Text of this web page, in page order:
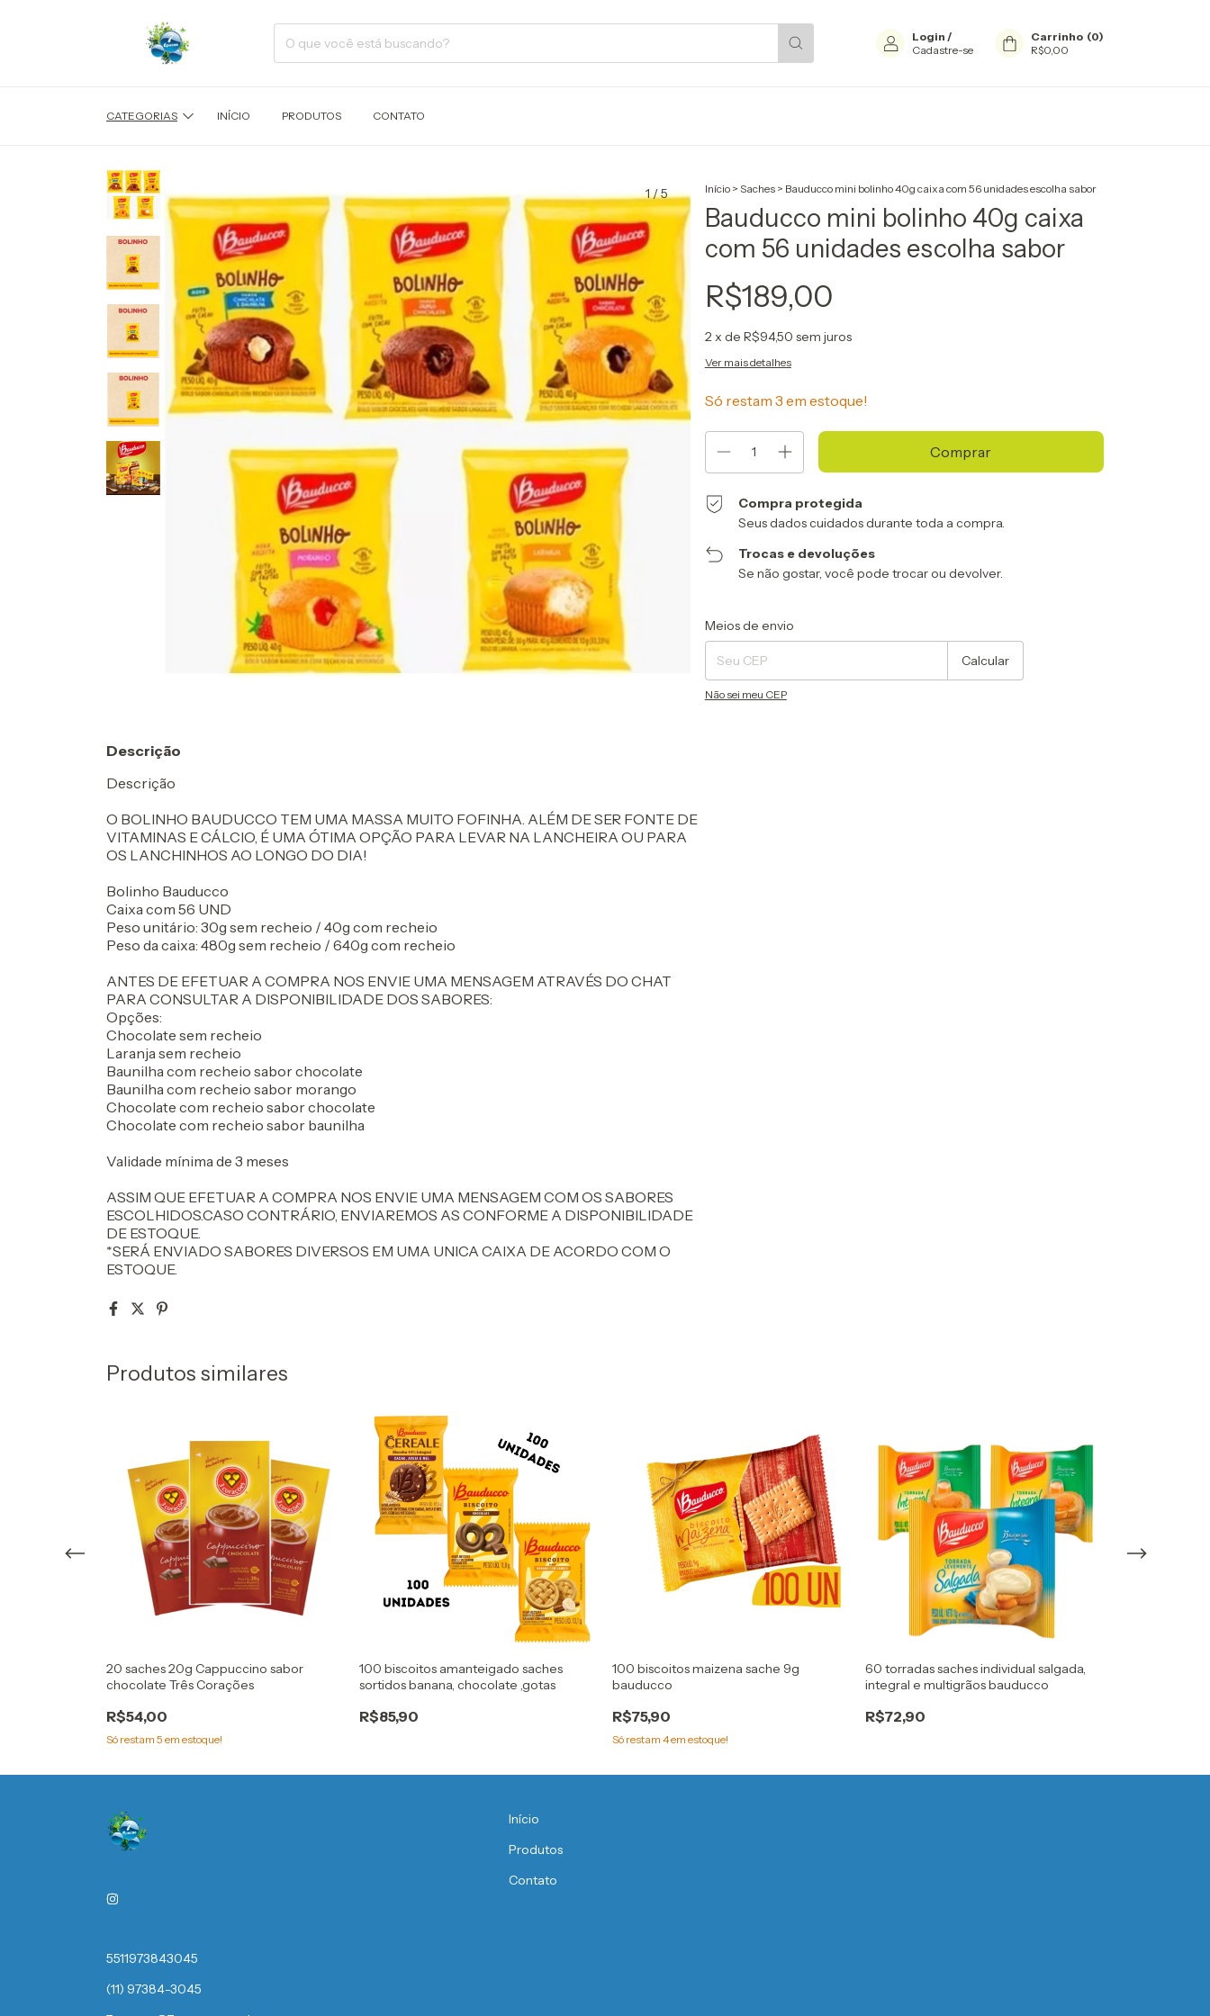
Login /
Cadastre-se
Carrinho (0)
R$0,00
CATEGORIAS INÍCIO PRODUTOS CONTATO
1/5 Início > Saches > Bauducco mini bolinho 40g caixa com 56 unidades escolha sabor
Bauducco mini bolinho 40g caixa
com 56 unidades escolha sabor
R$189,00
2x de R$94,50 sem juros
Ver mais detalhes
Só restam 3 em estoque!
Compra protegida
Seus dados cuidados durante toda a compra.
Trocas e devoluções
Se não gostar, você pode trocar ou devolver.
Entregas para o CEP:
Meios de envio
Calcular
Não sei meu CEP
Descrição
Descrição
O BOLINHO BAUDUCCO TEM UMA MASSA MUITO FOFINHA. ALÉM DE SER FONTE DE
VITAMINAS E CÁLCIO, É UMA ÓTIMA OPÇÃO PARA LEVAR NA LANCHEIRA OU PARA
OS LANCHINHOS AO LONGO DO DIA!
Bolinho Bauducco
Caixa com 56 UND
Peso unitário: 30g sem recheio / 40g com recheio
Peso da caixa: 480g sem recheio / 640g com recheio
ANTES DE EFETUAR A COMPRA NOS ENVIE UMA MENSAGEM ATRAVÉS DO CHAT
PARA CONSULTAR A DISPONIBILIDADE DOS SABORES:
Opções:
Chocolate sem recheio
Laranja sem recheio
Baunilha com recheio sabor chocolate
Baunilha com recheio sabor morango
Chocolate com recheio sabor chocolate
Chocolate com recheio sabor baunilha
Validade mínima de 3 meses
ASSIM QUE EFETUAR A COMPRA NOS ENVIE UMA MENSAGEM COM OS SABORES
ESCOLHIDOS.CASO CONTRÁRIO, ENVIAREMOS AS CONFORME A DISPONIBILIDADE
DE ESTOQUE.
*SERÁ ENVIADO SABORES DIVERSOS EM UMA UNICA CAIXA DE ACORDO COM O
ESTOQUE.
Produtos similares
20 saches 20g Cappuccino sabor
chocolate Três Corações
R$54,00
Só restam 5 em estoque!
100 biscoitos amanteigado saches
sortidos banana, chocolate ,gotas
R$85,90
100 biscoitos maizena sache 9g
bauducco
R$75,90
Só restam 4em estoque!
60 torradas saches individual salgada,
integral e multigrãos bauducco
R$72,90
5511973843045
(11) 97384-3045
Início
Produtos
Contato